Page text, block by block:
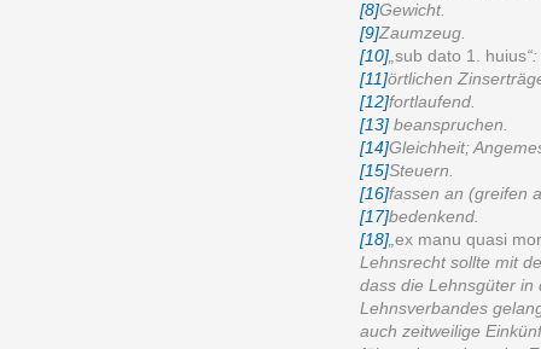
[8]Gewicht.
[9]Zaumzeug.
[10]„sub dato 1. huius
[11]örtlichen
[12]fortlaufend.
[13] beanspruchen.
[14]Gleichheit;
[15]Steuern.
[16]fassen an (greifen
[17]bedenkend.
[18]„ex manu quasi
Lehnsrecht sollte mit
dass die Lehnsgüter in
Lehnsverbandes
auch zeitweilige